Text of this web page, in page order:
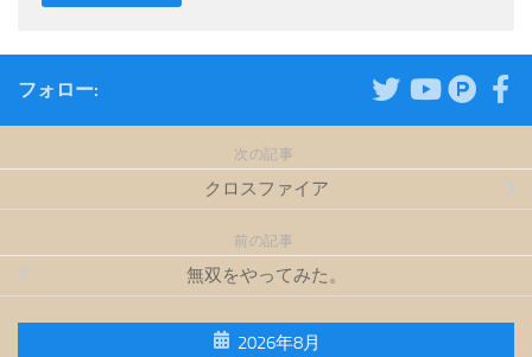
フォロー:
次の記事
クロスファイア
前の記事
無双をやってみた。
2026年8月